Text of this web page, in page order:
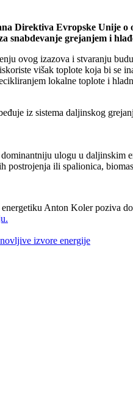
Direktiva Evropske Unije
snabdevanje grejanjem i
ovog izazova i stvaranju
višak toplote koja bi se
lokalne toplote i
iz sistema daljinskog
ulogu u daljinskim
postrojenja ili spalionica,
Anton Koler poziva
izvore energije